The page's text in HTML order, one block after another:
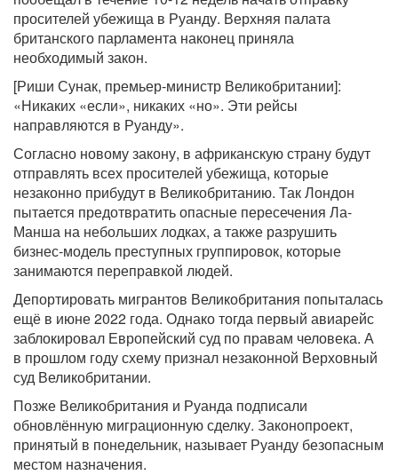
просителей убежища в Руанду. Верхняя палата
британского парламента наконец приняла
необходимый закон.
[Риши Сунак, премьер-министр Великобритании]:
«Никаких «если», никаких «но». Эти рейсы
направляются в Руанду».
Согласно новому закону, в африканскую страну будут
отправлять всех просителей убежища, которые
незаконно прибудут в Великобританию. Так Лондон
пытается предотвратить опасные пересечения Ла-
Манша на небольших лодках, а также разрушить
бизнес-модель преступных группировок, которые
занимаются переправкой людей.
Депортировать мигрантов Великобритания попыталась
ещё в июне 2022 года. Однако тогда первый авиарейс
заблокировал Европейский суд по правам человека. А
в прошлом году схему признал незаконной Верховный
суд Великобритании.
Позже Великобритания и Руанда подписали
обновлённую миграционную сделку. Законопроект,
принятый в понедельник, называет Руанду безопасным
местом назначения.